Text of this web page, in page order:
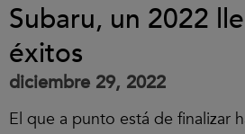
Subaru, un 2022
éxitos
diciembre 29, 2022
El que a punto está de finalizar